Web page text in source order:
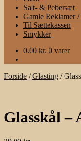
Salt- & Pebersæt
Gamle Reklamer
Til Sættekassen
Smykker
0.00 kr. 0 varer
Forside /Glasting /
Glasskål –